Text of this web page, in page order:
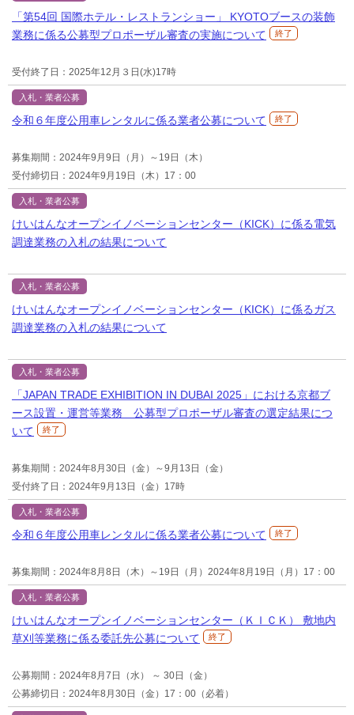
「第54回 国際ホテル・レストランショー」 KYOTOブースの装飾
業務に係る公募型プロポーザル審査の実施について
終了
受付終了日：2025年12月３日(水)17時
入札・業者公募
令和６年度公用車レンタルに係る業者公募について 終了
募集期間：2024年9月9日（月）～19日（木）
受付締切日：2024年9月19日（木）17：00
入札・業者公募
けいはんなオープンイノベーションセンター（KICK）に係る電気
調達業務の入札の結果について
入札・業者公募
けいはんなオープンイノベーションセンター（KICK）に係るガス
調達業務の入札の結果について
入札・業者公募
「JAPAN TRADE EXHIBITION IN DUBAI 2025」における京都ブ
ース設置・運営等業務 公募型プロポーザル審査の選定結果につ
いて
終了
募集期間：2024年8月30日（金）～9月13日（金）
受付終了日：2024年9月13日（金）17時
入札・業者公募
令和６年度公用車レンタルに係る業者公募について 終了
募集期間：2024年8月8日（木）～19日（月） 2024年8月19日（月）17：00
入札・業者公募
けいはんなオープンイノベーションセンター（ＫＩＣＫ） 敷地内
草刈等業務に係る委託先公募について
終了
公募期間：2024年8月7日（水） ～ 30日（金）
公募締切日：2024年8月30日（金）17：00（必着）